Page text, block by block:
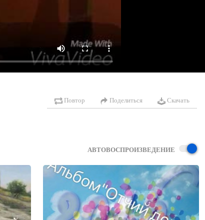
Повтор Поделиться
Скачать
АВТОВОСПРОИЗВЕДЕНИЕ